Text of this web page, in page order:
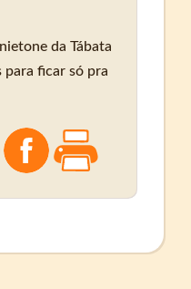
da Tábata
para ficar só pra